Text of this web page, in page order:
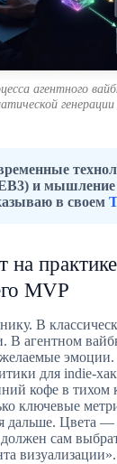
агентного
и мышление
в своем
на
MVP
В
агентном
желаемые
для indie-
кофе в тихом
ключевые
дальше. Цвета
сам
визуализации».